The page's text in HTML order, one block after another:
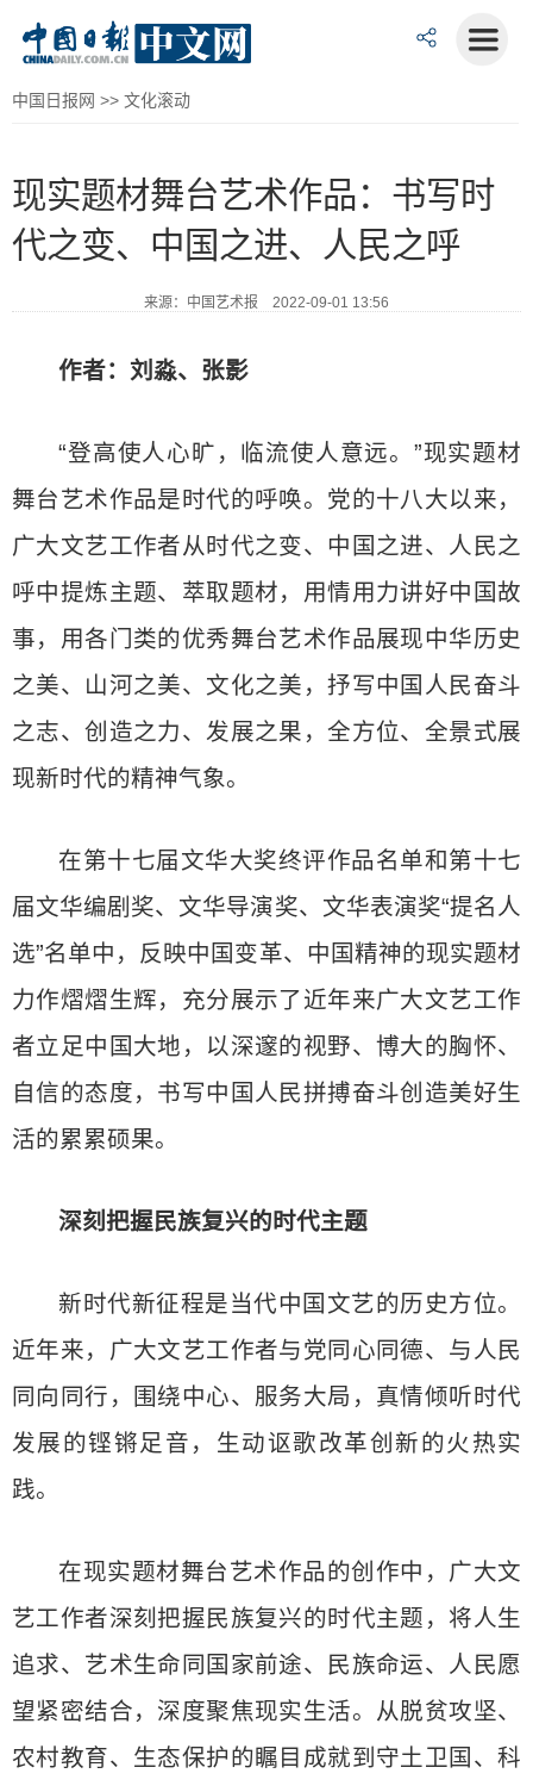
中国日报网 >> 文化滚动
现实题材舞台艺术作品：书写时
代之变、中国之进、人民之呼
来源：中国艺术报 2022-09-01 13:56
作者：刘淼、张影
“登高使人心旷，临流使人意远。”现实题材
舞台艺术作品是时代的呼唤。党的十八大以来，
广大文艺工作者从时代之变、中国之进、人民之
呼中提炼主题、萃取题材，用情用力讲好中国故
事，用各门类的优秀舞台艺术作品展现中华历史
之美、山河之美、文化之美，抒写中国人民奋斗
之志、创造之力、发展之果，全方位、全景式展
现新时代的精神气象。
在第十七届文华大奖终评作品名单和第十七
届文华编剧奖、文华导演奖、文华表演奖“提名人
选”名单中，反映中国变革、中国精神的现实题材
力作熠熠生辉，充分展示了近年来广大文艺工作
者立足中国大地，以深邃的视野、博大的胸怀、
自信的态度，书写中国人民拼搏奋斗创造美好生
活的累累硕果。
深刻把握民族复兴的时代主题
新时代新征程是当代中国文艺的历史方位。
近年来，广大文艺工作者与党同心同德、与人民
同向同行，围绕中心、服务大局，真情倾听时代
发展的铿锵足音，生动讴歌改革创新的火热实
践。
在现实题材舞台艺术作品的创作中，广大文
艺工作者深刻把握民族复兴的时代主题，将人生
追求、艺术生命同国家前途、民族命运、人民愿
望紧密结合，深度聚焦现实生活。从脱贫攻坚、
农村教育、生态保护的瞩目成就到守土卫国、科